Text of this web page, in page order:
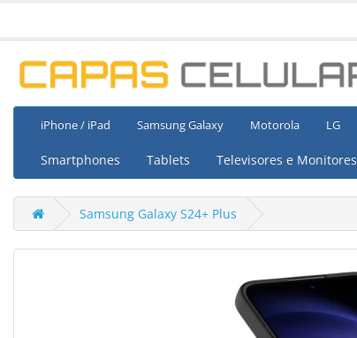
iPhone / iPad Samsung Galaxy Motorola LG
Smartphones Tablets Televisores e Monitores
Samsung Galaxy S24+ Plus